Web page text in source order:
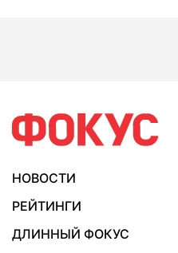
НОВОСТИ
РЕЙТИНГИ
ДЛИННЫЙ ФОКУС